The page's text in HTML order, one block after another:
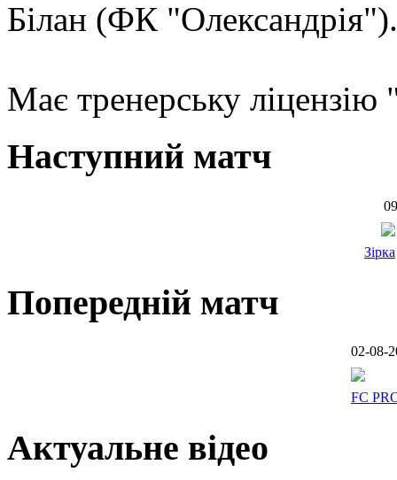
Білан (ФК "Олександрія").
Має тренерську
Наступний матч
Зірка
Попередній матч
02-08-
FC
Актуальне відео